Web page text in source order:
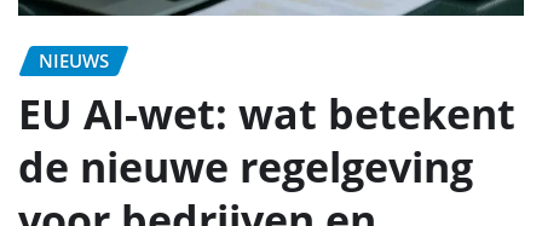
NIEUWS
EU AI-wet: wat betekent
de nieuwe regelgeving